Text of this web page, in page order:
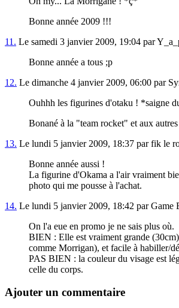
Bonne année 2009 !!!
11. Le samedi 3 janvier 2009, 19:04 par
Bonne année a tous ;p
12. Le dimanche 4 janvier 2009, 06:00 par
Ouhhh les figurines d'otaku ! *saigne
Bonané à la "team rocket" et aux
13. Le lundi 5 janvier 2009, 18:37 par fik le
Bonne année aussi !
La figurine d'Okama a l'air vraiment
photo qui me pousse à l'achat.
14. Le lundi 5 janvier 2009, 18:42 par Game
On l'a eue en promo je ne sais plus où.
BIEN : Elle est vraiment grande
comme Morrigan), et facile à habiller/
PAS BIEN : la couleur du visage est
celle du corps.
Ajouter un commentaire